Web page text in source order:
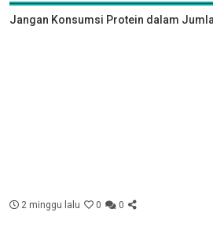
Jangan Konsumsi Protein dalam
2 minggu lalu 0 0